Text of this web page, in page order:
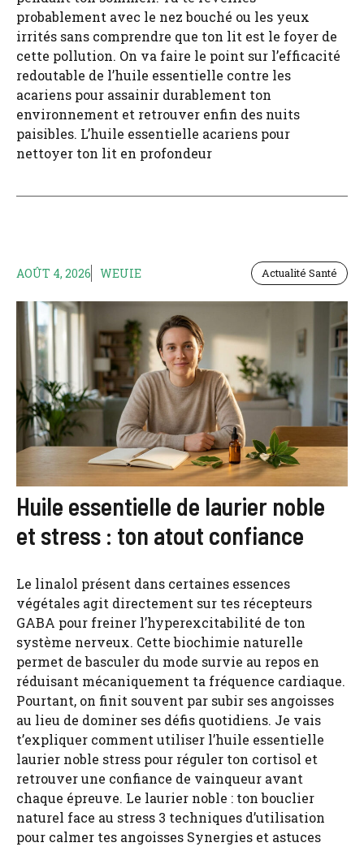
probablement avec le nez bouché ou les yeux
irrités sans comprendre que ton lit est le foyer de
cette pollution. On va faire le point sur l’efficacité
redoutable de l’huile essentielle contre les
acariens pour assainir durablement ton
environnement et retrouver enfin des nuits
paisibles. L’huile essentielle acariens pour
nettoyer ton lit en profondeur
AOÛT 4, 2026 WEUIE Actualité Santé
Huile essentielle de laurier noble
et stress : ton atout confiance
Le linalol présent dans certaines essences
végétales agit directement sur tes récepteurs
GABA pour freiner l’hyperexcitabilité de ton
système nerveux. Cette biochimie naturelle
permet de basculer du mode survie au repos en
réduisant mécaniquement ta fréquence cardiaque.
Pourtant, on finit souvent par subir ses angoisses
au lieu de dominer ses défis quotidiens. Je vais
t’expliquer comment utiliser l’huile essentielle
laurier noble stress pour réguler ton cortisol et
retrouver une confiance de vainqueur avant
chaque épreuve. Le laurier noble : ton bouclier
naturel face au stress 3 techniques d’utilisation
pour calmer tes angoisses Synergies et astuces